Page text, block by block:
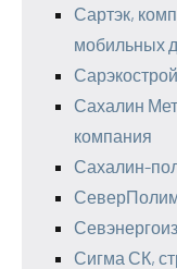
Сартэк,
мобильных
Сахалин
компания
Сахалин-
Сигма СК,